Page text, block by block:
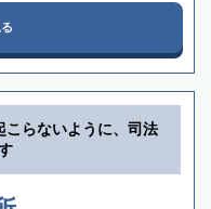
こらないように、司法